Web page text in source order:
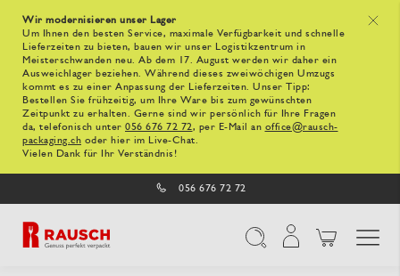
x
Wir modernisieren unser Lager
Um Ihnen den besten Service, maximale Verfügbarkeit und schnelle
Lieferzeiten zu bieten, bauen wir unser Logistikzentrum in
Meisterschwanden neu. Ab dem 17. August werden wir daher ein
Ausweichlager beziehen. Während dieses zweiwöchigen Umzugs
kommt es zu einer Anpassung der Lieferzeiten. Unser Tipp:
Bestellen Sie frühzeitig, um Ihre Ware bis zum gewünschten
Zeitpunkt zu erhalten. Gerne sind wir persönlich für Ihre Fragen
da, telefonisch unter 056 676 72 72, per E-Mail an office@rausch-
packaging.ch oder hier im Live-Chat.
Vielen Dank für Ihr Verständnis!
056 676 72 72